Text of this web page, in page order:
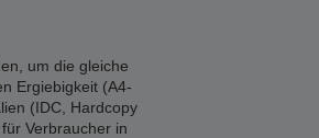
um die gleiche
Ergiebigkeit (A4-
(IDC, Hardcopy
Verbraucher in